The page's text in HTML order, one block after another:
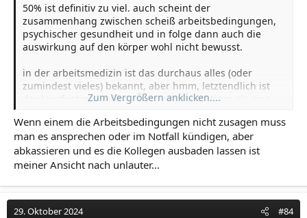
50% ist definitiv zu viel. auch scheint der
zusammenhang zwischen scheiß arbeitsbedingungen,
psychischer gesundheit und in folge dann auch die
auswirkung auf den körper wohl nicht bewusst.
in der arbeitsmedizin ist das durchaus alles (oder
zumindest vieles) bekannt, aber hmm, letztendlich ist
der kurzfristige profit weniger wohl wichtiger als eine
Zum Vergrößern anklicken....
Wenn einem die Arbeitsbedingungen nicht zusagen muss
man es ansprechen oder im Notfall kündigen, aber
abkassieren und es die Kollegen ausbaden lassen ist
meiner Ansicht nach unlauter...
29. Oktober 2024 #84